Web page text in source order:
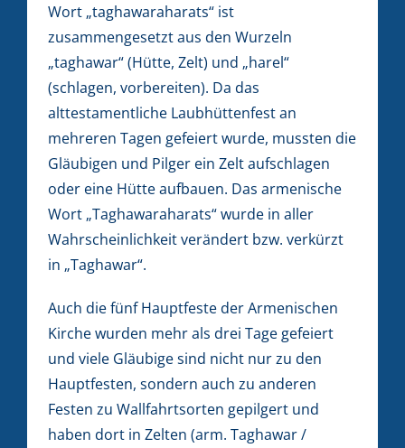
Wort „taghawaraharats“ ist
zusammengesetzt aus den Wurzeln
„taghawar“ (Hütte, Zelt) und „harel“
(schlagen, vorbereiten). Da das
alttestamentliche Laubhüttenfest an
mehreren Tagen gefeiert wurde, mussten die
Gläubigen und Pilger ein Zelt aufschlagen
oder eine Hütte aufbauen. Das armenische
Wort „Taghawaraharats“ wurde in aller
Wahrscheinlichkeit verändert bzw. verkürzt
in „Taghawar“.
Auch die fünf Hauptfeste der Armenischen
Kirche wurden mehr als drei Tage gefeiert
und viele Gläubige sind nicht nur zu den
Hauptfesten, sondern auch zu anderen
Festen zu Wallfahrtsorten gepilgert und
haben dort in Zelten (arm. Taghawar /